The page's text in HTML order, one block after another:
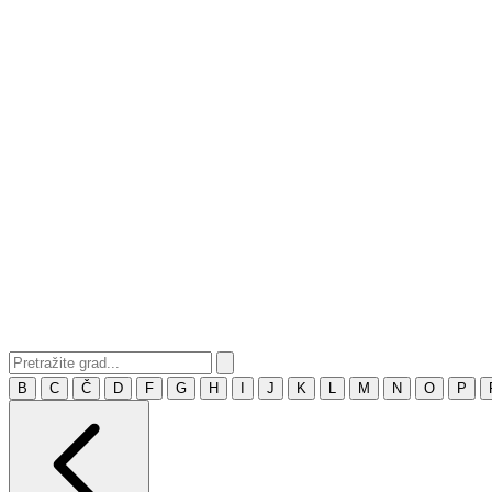
B C Č D F G H J K M N O P